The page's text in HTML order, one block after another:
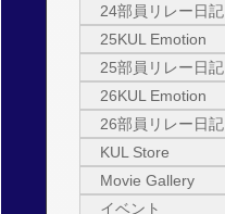
24部員リレー日記
25KUL Emotion
25部員リレー日記
26KUL Emotion
26部員リレー日記
KUL Store
Movie Gallery
イベント